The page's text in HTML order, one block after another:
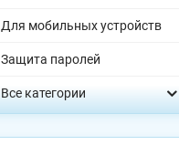
Для мобильных устройств
Защита паролей
Все категории